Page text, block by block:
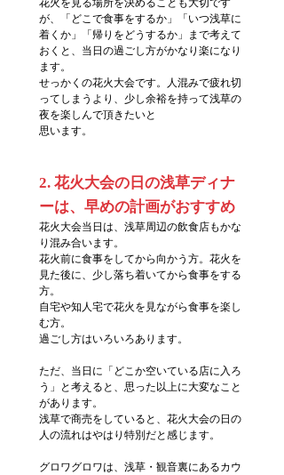
が、「どこで食事をするか」「いつ浅草に
着くか」「帰りをどうするか」まで考えて
おくと、当日の過ごし方がかなり楽になり
ます。
せっかくの花火大会です。人混みで疲れ切
ってしまうより、少し余裕を持って浅草の
夜を楽しんで頂きたいと
思います。
2. 花火大会の日の浅草ディナ
ーは、早めの計画がおすすめ
花火大会当日は、浅草周辺の飲食店もかな
り混み合います。
花火前に食事をしてから向かう方。花火を
見た後に、少し落ち着いてから食事をする
方。
自宅や知人宅で花火を見ながら食事を楽し
む方。
過ごし方はいろいろあります。
ただ、当日に「どこか空いている店に入ろ
う」と考えると、思った以上に大変なこと
があります。
浅草で商売をしていると、花火大会の日の
人の流れはやはり特別だと感じます。
グロワグロワは、浅草・観音裏にあるカウ